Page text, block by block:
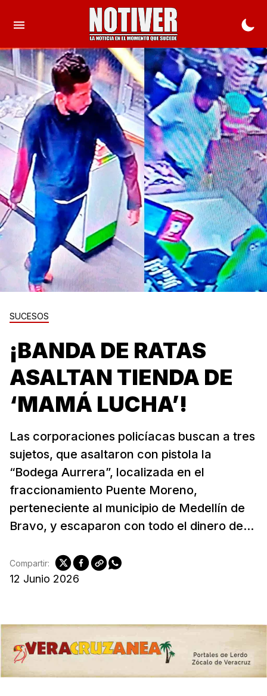
SUCESOS
¡BANDA DE RATAS
ASALTAN TIENDA DE
‘MAMÁ LUCHA’!
Las corporaciones policíacas buscan a tres
sujetos, que asaltaron con pistola la
“Bodega Aurrera”, localizada en el
fraccionamiento Puente Moreno,
perteneciente al municipio de Medellín de
Bravo, y escaparon con todo el dinero de...
12 Junio 2026
Compartir: